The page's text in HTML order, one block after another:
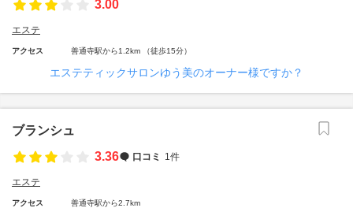
3.00
エステ
アクセス 善通寺駅から1.2km （徒歩15分）
エステティックサロンゆう美のオーナー様ですか？
ブランシュ
3.36
口コミ 1件
エステ
アクセス
善通寺駅から2.7km